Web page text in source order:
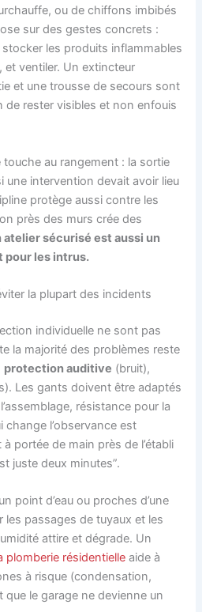
ou de chiffons imbibés
sur des gestes concrets :
les produits inflammables
et ventiler. Un extincteur
et une trousse de secours sont
de rester visibles et non enfouis
au rangement : la sortie
une intervention devait avoir lieu
protège aussi contre les
près des murs crée des
atelier sécurisé est aussi un
pour les intrus.
la plupart des incidents
individuelle ne sont pas
la majorité des problèmes reste
protection auditive (bruit),
Les gants doivent être adaptés
résistance pour la
l’observance est
portée de main près de l’établi
juste deux minutes”.
point d’eau ou proches d’une
les passages de tuyaux et les
attire et dégrade. Un
plomberie résidentielle aide à
à risque (condensation,
le garage ne devienne un